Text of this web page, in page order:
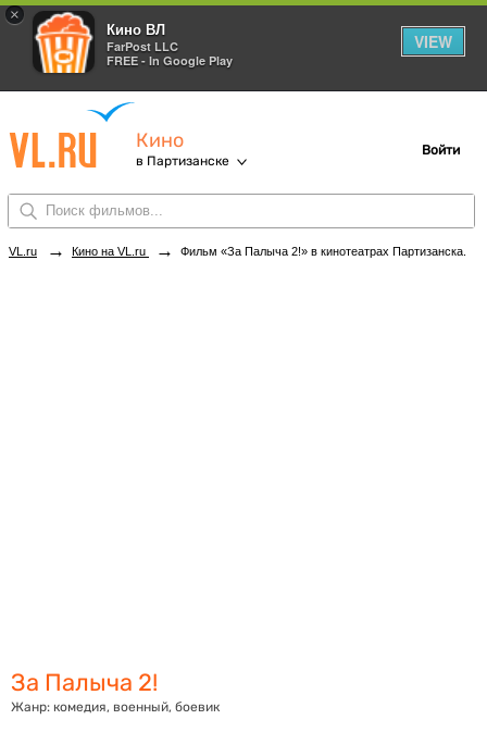
×
Кино ВЛ
FarPost LLC
FREE - In Google Play
VIEW
Кино
в Партизанске
Войти
VL.ru → Кино на VL.ru → Фильм «За Палыча 2!» в кинотеатрах Партизанска. Купить билеты!
За Палыча 2!
Жанр: комедия, военный, боевик